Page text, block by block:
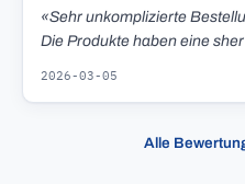
«Sehr unkomplizierte
Die Produkte haben eine
2026-03-05
Alle